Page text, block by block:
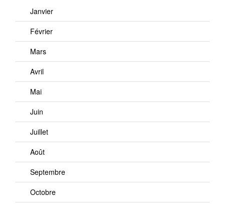
Janvier
Février
Mars
Avril
Mai
Juin
Juillet
Août
Septembre
Octobre